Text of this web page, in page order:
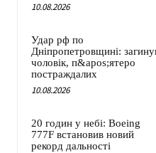
10.08.2026
Удар рф по
Дніпропетровщині:
чоловік, п&apos;ятеро
постраждалих
10.08.2026
20 годин у небі: Boeing
777F встановив новий
рекорд дальності